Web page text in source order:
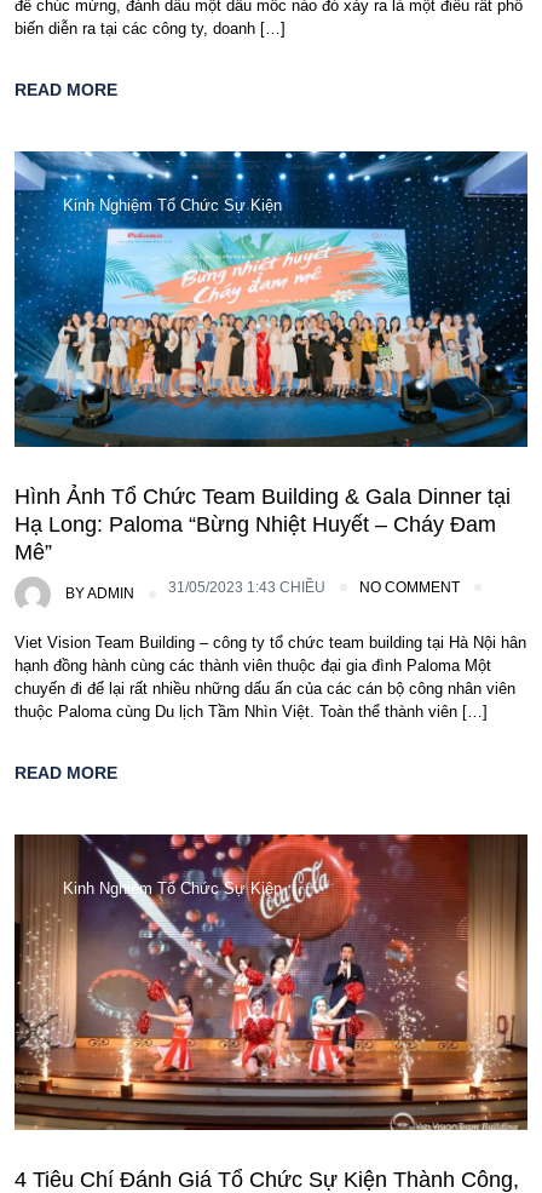
để chúc mừng, đánh dấu một dấu mốc nào đó xảy ra là một điều rất phổ
biến diễn ra tại các công ty, doanh […]
READ MORE
Kinh Nghiệm Tổ Chức Sự Kiện
Hình Ảnh Tổ Chức Team Building & Gala Dinner tại
Hạ Long: Paloma “Bừng Nhiệt Huyết – Cháy Đam
Mê”
BYADMIN 31/05/2023 1:43 CHIỀU NO COMMENT
Viet Vision Team Building – công ty tổ chức team building tại Hà Nội hân
hạnh đồng hành cùng các thành viên thuộc đại gia đình Paloma Một
chuyến đi để lại rất nhiều những dấu ấn của các cán bộ công nhân viên
thuộc Paloma cùng Du lịch Tầm Nhìn Việt. Toàn thể thành viên […]
READ MORE
Kinh Nghiệm Tổ Chức Sự Kiện
4 Tiêu Chí Đánh Giá Tổ Chức Sự Kiện Thành Công,